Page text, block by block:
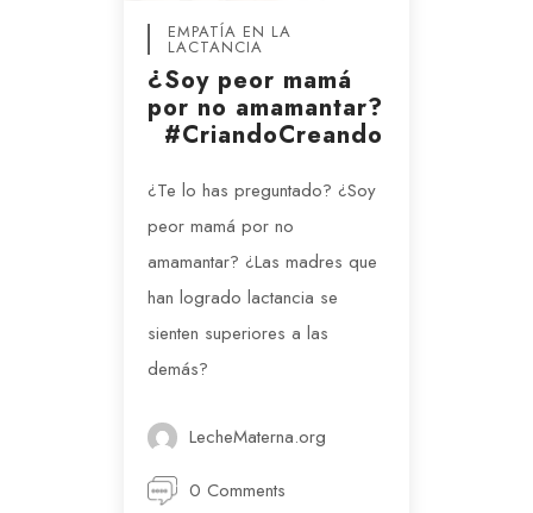
EMPATÍA EN LA
LACTANCIA
¿Soy peor mamá
por no amamantar?
#CriandoCreando
¿Te lo has preguntado? ¿Soy
peor mamá por no
amamantar? ¿Las madres que
han logrado lactancia se
sienten superiores a las
demás?
LecheMaterna.org
0 Comments